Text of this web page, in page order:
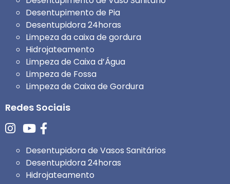
Desentupimento de Pia
Desentupidora 24horas
Limpeza da caixa de gordura
Hidrojateamento
Limpeza de Caixa d’Água
Limpeza de Fossa
Limpeza de Caixa de Gordura
Redes Sociais
Desentupidora de Vasos Sanitários
Desentupidora 24horas
Hidrojateamento